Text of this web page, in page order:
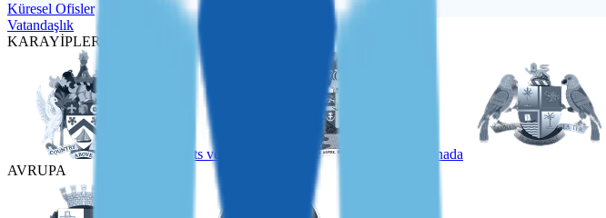
Küresel Ofisler
Vatandaşlık
KARAYİPLER
St Kitts ve Nevis Grenada
AVRUPA